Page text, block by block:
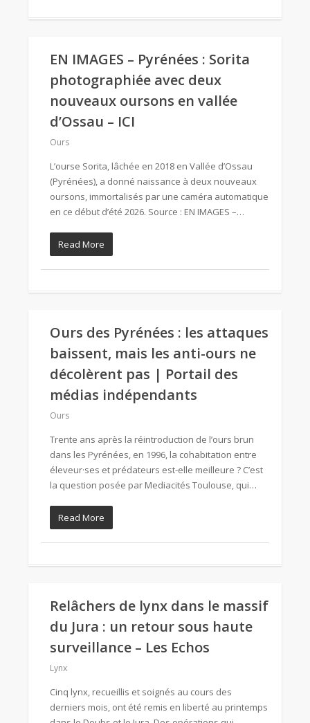
EN IMAGES – Pyrénées : Sorita
photographiée avec deux
nouveaux oursons en vallée
d’Ossau – ICI
Ours
L’ourse Sorita, lâchée en 2018 en Vallée d’Ossau
(Pyrénées), a donné naissance à deux nouveaux
oursons, immortalisés par une caméra automatique
en ce début d’été 2026. Source : EN IMAGES –…
Read More
Ours des Pyrénées : les attaques
baissent, mais les anti-ours ne
décolèrent pas | Portail des
médias indépendants
Ours
Trente ans après la réintroduction de l’ours brun
dans les Pyrénées, en 1996, la cohabitation entre
éleveur·ses et prédateurs est-elle meilleure ? C’est
la question posée par Mediacités Toulouse, qui…
Read More
Relâchers de lynx dans le massif
du Jura : un retour sous haute
surveillance – Les Echos
Lynx
Cinq lynx, recueillis et soignés au cours des
derniers mois, ont été remis en liberté au printemps